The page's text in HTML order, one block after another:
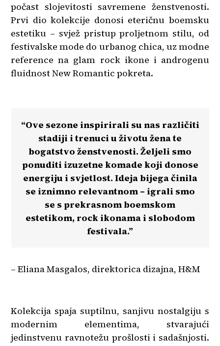
počast slojevitosti savremene ženstvenosti.
Prvi dio kolekcije donosi eteričnu boemsku
estetiku – svjež pristup proljetnom stilu, od
festivalske mode do urbanog chica, uz modne
reference na glam rock ikone i androgenu
fluidnost New Romantic pokreta.
“Ove sezone inspirirali su nas različiti
stadiji i trenuci u životu žena te
bogatstvo ženstvenosti. Željeli smo
ponuditi izuzetne komade koji donose
energiju i svjetlost. Ideja bijega činila
se iznimno relevantnom – igrali smo
se s prekrasnom boemskom
estetikom, rock ikonama i slobodom
festivala.”
– Eliana Masgalos, direktorica dizajna, H&M
Kolekcija spaja suptilnu, sanjivu nostalgiju s
modernim elementima, stvarajući
jedinstvenu ravnotežu prošlosti i sadašnjosti.